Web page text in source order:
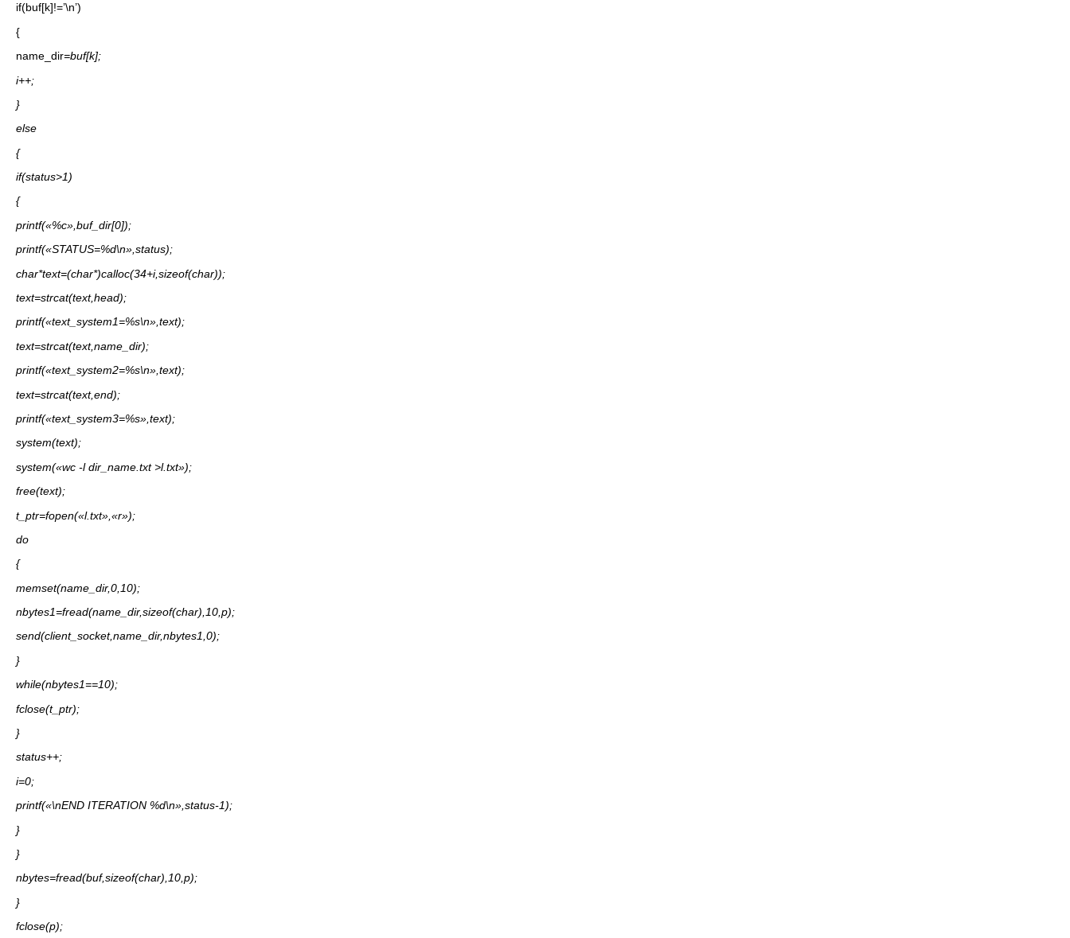
if(buf[k]!=’\n’)
{
name_dir=buf[k];
i++;
}
else
{
if(status>1)
{
printf(«%c»,buf_dir[0]);
printf(«STATUS=%d\n»,status);
char*text=(char*)calloc(34+i,sizeof(char));
text=strcat(text,head);
printf(«text_system1=%s\n»,text);
text=strcat(text,name_dir);
printf(«text_system2=%s\n»,text);
text=strcat(text,end);
printf(«text_system3=%s»,text);
system(text);
system(«wc -l dir_name.txt >l.txt»);
free(text);
t_ptr=fopen(«l.txt»,«r»);
do
{
memset(name_dir,0,10);
nbytes1=fread(name_dir,sizeof(char),10,p);
send(client_socket,name_dir,nbytes1,0);
}
while(nbytes1==10);
fclose(t_ptr);
}
status++;
i=0;
printf(«\nEND ITERATION %d\n»,status-1);
}
}
nbytes=fread(buf,sizeof(char),10,p);
}
fclose(p);